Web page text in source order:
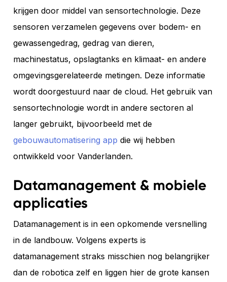
krijgen door middel van sensortechnologie. Deze
sensoren verzamelen gegevens over bodem- en
gewassengedrag, gedrag van dieren,
machinestatus, opslagtanks en klimaat- en andere
omgevingsgerelateerde metingen. Deze informatie
wordt doorgestuurd naar de cloud. Het gebruik van
sensortechnologie wordt in andere sectoren al
langer gebruikt, bijvoorbeeld met de
gebouwautomatisering app die wij hebben
ontwikkeld voor Vanderlanden.
Datamanagement & mobiele
applicaties
Datamanagement is in een opkomende versnelling
in de landbouw. Volgens experts is
datamanagement straks misschien nog belangrijker
dan de robotica zelf en liggen hier de grote kansen